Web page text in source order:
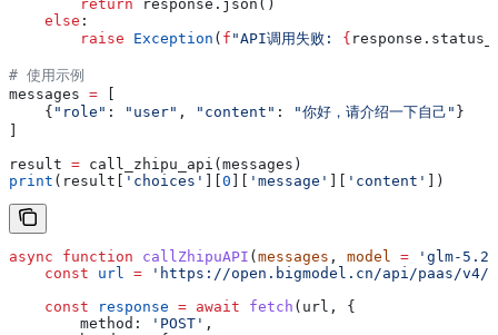
        return
response.json()
    else
:
        raise
Exception ( f "API调用失败: {
# 使用示例
messages =
    {
"role" : "user" , "content" : "你好，请介绍一下自己" }
result = call_zhipu_api(messages)
print (result[ 'choices' 0 'message' 'content' ])
async function callZhipuAPI ( messages , model = 'glm-5.2'
    const
url = 'https://open.bigmodel.cn/api/paas/v4/
    const
response = await fetch ( url , {
        method:
'POST' ,